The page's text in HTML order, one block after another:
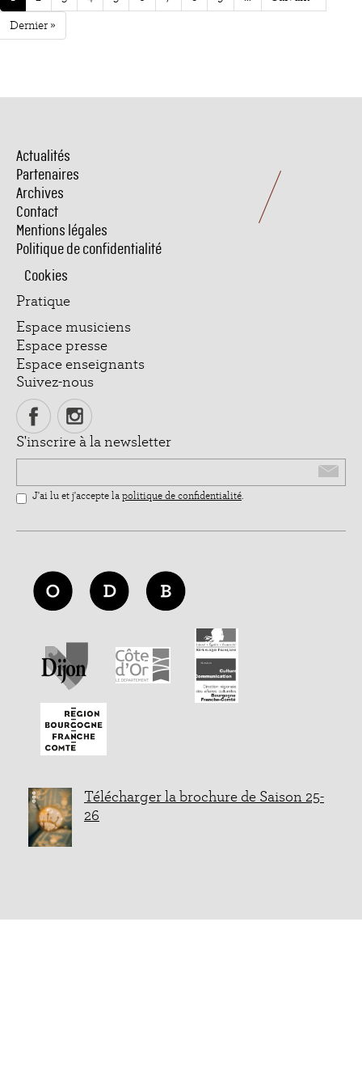
actuelle
suivante
Dernière
page
Dernier »
Menu
Pied
de
page
Actualités
Partenaires
Archives
Contact
Mentions légales
Politique de confidentialité
Cookies
Pratique
Espace musiciens
Espace presse
Espace enseignants
Suivez-nous
S'inscrire à la newsletter
J'ai lu et j'accepte la politique de confidentialité.
Télécharger la brochure de Saison 25-
26